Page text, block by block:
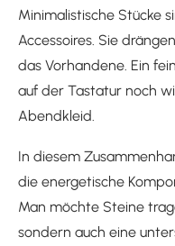
Minimalistische Stücke
Accessoires. Sie
das Vorhandene. Ein
auf der Tastatur noch
Abendkleid.
In diesem
die energetische
Man möchte Steine
sondern auch eine